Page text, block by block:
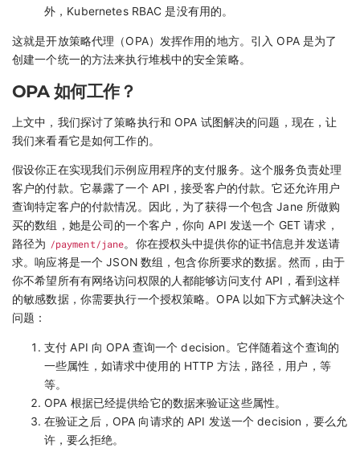
外，Kubernetes RBAC 是没有用的。
这就是开放策略代理（OPA）发挥作用的地方。引入 OPA 是为了
创建一个统一的方法来执行堆栈中的安全策略。
OPA 如何工作？
上文中，我们探讨了策略执行和 OPA 试图解决的问题，现在，让
我们来看看它是如何工作的。
假设你正在实现我们示例应用程序的支付服务。这个服务负责处理
客户的付款。它暴露了一个 API，接受客户的付款。它还允许用户
查询特定客户的付款情况。因此，为了获得一个包含 Jane 所做购
买的数组，她是公司的一个客户，你向 API 发送一个 GET 请求，
路径为 /payment/jane。你在授权头中提供你的证书信息并发送请
求。响应将是一个 JSON 数组，包含你所要求的数据。然而，由于
你不希望所有有网络访问权限的人都能够访问支付 API，看到这样
的敏感数据，你需要执行一个授权策略。OPA 以如下方式解决这个
问题：
支付 API 向 OPA 查询一个 decision。它伴随着这个查询的
一些属性，如请求中使用的 HTTP 方法，路径，用户，等
等。
OPA 根据已经提供给它的数据来验证这些属性。
在验证之后，OPA 向请求的 API 发送一个 decision，要么允
许，要么拒绝。